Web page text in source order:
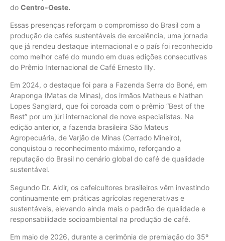
do Centro-Oeste.
Essas presenças reforçam o compromisso do Brasil com a
produção de cafés sustentáveis de excelência, uma jornada
que já rendeu destaque internacional e o país foi reconhecido
como melhor café do mundo em duas edições consecutivas
do Prêmio Internacional de Café Ernesto Illy.
Em 2024, o destaque foi para a Fazenda Serra do Boné, em
Araponga (Matas de Minas), dos irmãos Matheus e Nathan
Lopes Sanglard, que foi coroada com o prêmio “Best of the
Best” por um júri internacional de nove especialistas. Na
edição anterior, a fazenda brasileira São Mateus
Agropecuária, de Varjão de Minas (Cerrado Mineiro),
conquistou o reconhecimento máximo, reforçando a
reputação do Brasil no cenário global do café de qualidade
sustentável.
Segundo Dr. Aldir, os cafeicultores brasileiros vêm investindo
continuamente em práticas agrícolas regenerativas e
sustentáveis, elevando ainda mais o padrão de qualidade e
responsabilidade socioambiental na produção de café.
Em maio de 2026, durante a cerimônia de premiação do 35º